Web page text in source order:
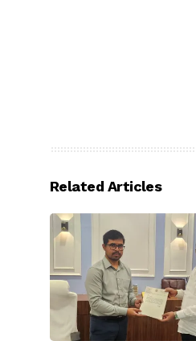
Related Articles